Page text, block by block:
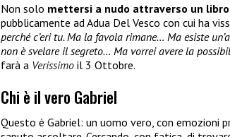
Non solo mettersi a nudo attraverso un libro
pubblicamente ad Adua Del Vesco con cui ha
perché c’eri tu. Ma la favola rimane… Ma esiste
non è svelare il segreto… Ma vorrei avere la
farà a Verissimo il 3 Ottobre.
Chi è il vero Gabriel
Questo è Gabriel: un uomo vero, con emozioni